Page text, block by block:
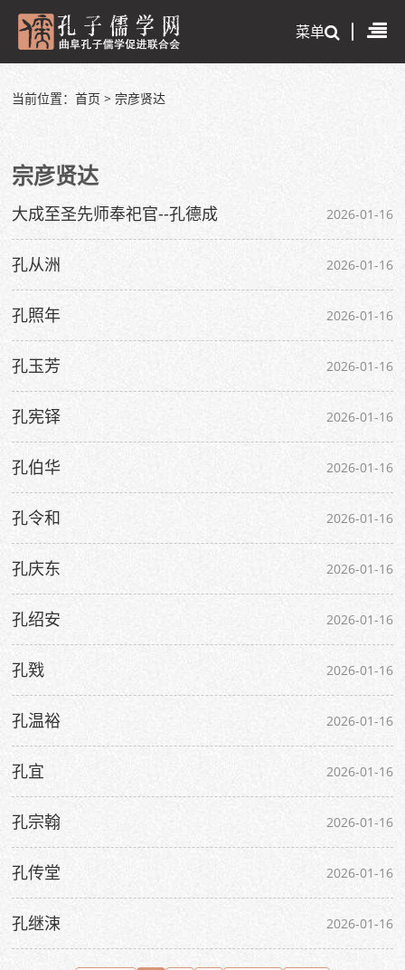
菜单
当前位置：首页 >宗彦贤达
宗彦贤达
大成至圣先师奉祀官--孔德成 2026-01-16
孔从洲 2026-01-16
孔照年 2026-01-16
孔玉芳 2026-01-16
孔宪铎 2026-01-16
孔伯华 2026-01-16
孔令和 2026-01-16
孔庆东 2026-01-16
孔绍安 2026-01-16
孔戣 2026-01-16
孔温裕 2026-01-16
孔宜 2026-01-16
孔宗翰 2026-01-16
孔传堂 2026-01-16
孔继涑 2026-01-16